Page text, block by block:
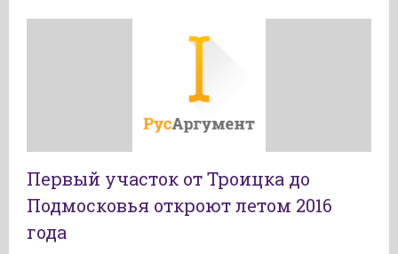
Первый участок от Троицка до
Подмосковья откроют летом 2016
года